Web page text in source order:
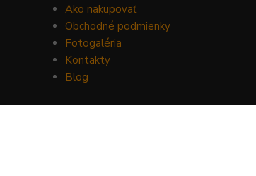
Ako nakupovať
Obchodné podmienky
Fotogaléria
Kontakty
Blog